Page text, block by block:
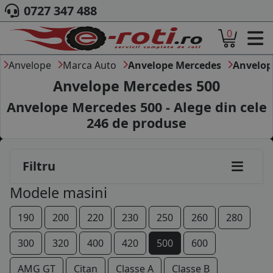
ACASA
DESPRE NOI
ANVELOPE
AUTO
CAMION
MOTO
MARCA AUTO
BLOG
B2B - COLABORARE COMPANII
CONT
0727 347 488
0
Anvelope Marca Auto Anvelope Mercedes
Anvelope Mercedes 500
Anvelope Mercedes 500 - Alege din cele
246 de produse
Filtru
Modele masini
190 200 220 230 250 260
280
300
320 400 420 500
600
AMG GT
Citan Classe A
Classe B